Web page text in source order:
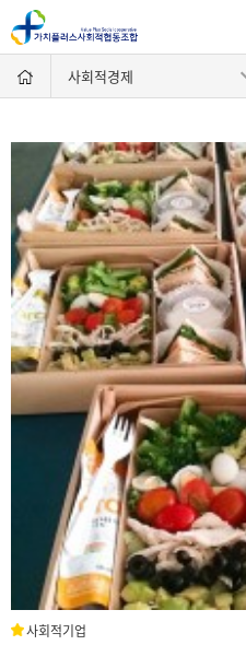
사회적경제
사회적기업